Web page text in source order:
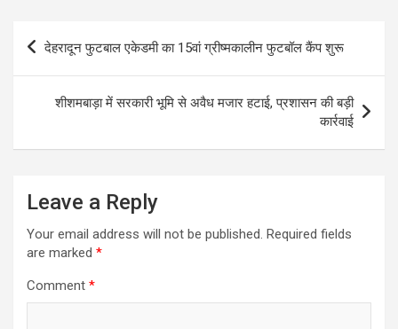
p
p
o
k
Post
navigation
देहरादून फुटबाल एकेडमी का 15वां ग्रीष्मकालीन फुटबॉल कैंप शुरू
शीशमबाड़ा में सरकारी भूमि से अवैध मजार हटाई, प्रशासन की बड़ी
कार्रवाई
Leave a Reply
Your email address will not be published. Required fields
are marked *
Comment *